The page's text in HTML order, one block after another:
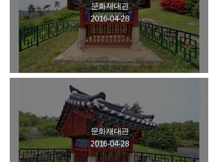
문화재대관
2016-04-28
문화재대관
2016-04-28